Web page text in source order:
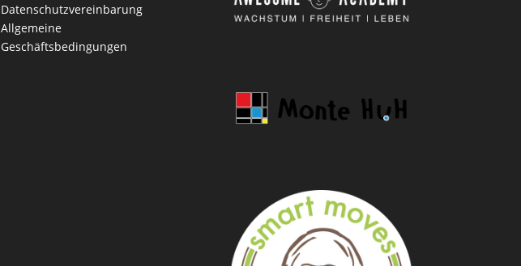
Datenschutzvereinbarung
Allgemeine
Geschäftsbedingungen